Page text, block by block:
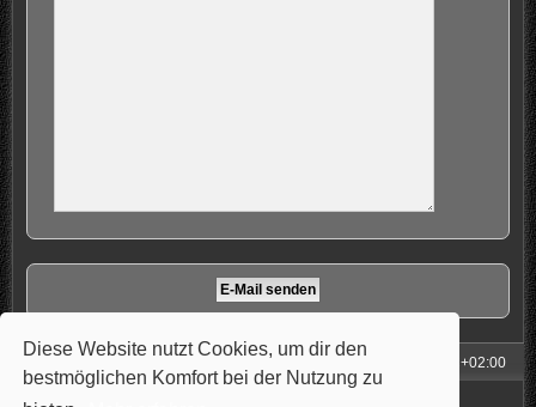
Diese Website nutzt Cookies, um dir den
bestmöglichen Komfort bei der Nutzung zu
UTC+02:00
Powered by